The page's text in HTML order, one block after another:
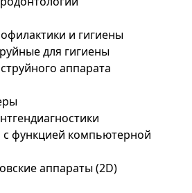
и гигиены
для гигиены
аппарата
функцией компьютерной
аппараты (2D)